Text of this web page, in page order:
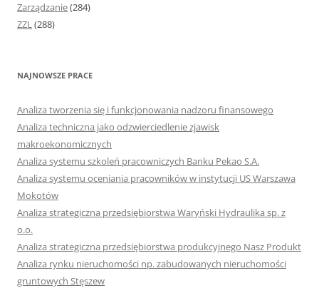
Zarządzanie(284)
ZZL(288)
NAJNOWSZE PRACE
Analiza tworzenia się i funkcjonowania nadzoru finansowego
Analiza techniczna jako odzwierciedlenie zjawisk
makroekonomicznych
Analiza systemu szkoleń pracowniczych Banku Pekao S.A.
Analiza systemu oceniania pracowników w instytucji US Warszawa
Mokotów
Analiza strategiczna przedsiębiorstwa Waryński Hydraulika sp. z
o.o.
Analiza strategiczna przedsiębiorstwa produkcyjnego Nasz Produkt
Analiza rynku nieruchomości np. zabudowanych nieruchomości
gruntowych Stęszew